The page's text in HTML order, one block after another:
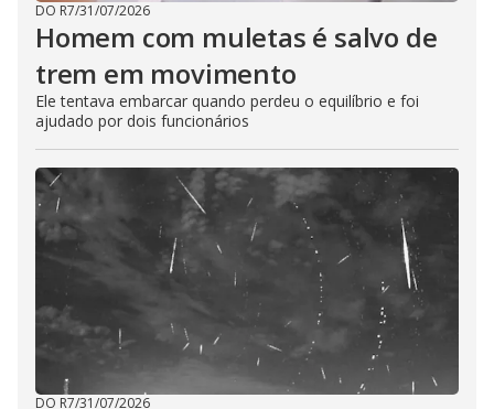
DO R7/31/07/2026
Homem com muletas é salvo de
trem em movimento
Ele tentava embarcar quando perdeu o equilíbrio e foi
ajudado por dois funcionários
DO R7/31/07/2026